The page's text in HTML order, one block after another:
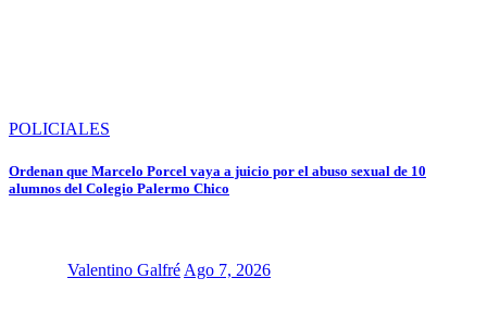
POLICIALES
Ordenan que Marcelo Porcel vaya a juicio por el abuso sexual de 10
alumnos del Colegio Palermo Chico
Valentino Galfré Ago 7, 2026